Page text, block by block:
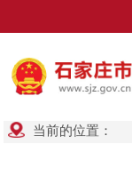
当前的位置：